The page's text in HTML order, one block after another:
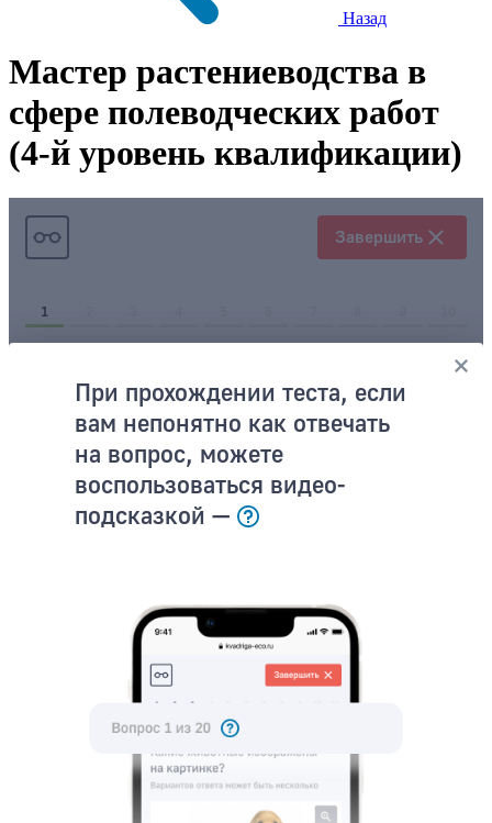
Назад
Мастер растениеводства в
сфере полеводческих работ
(4-й уровень квалификации)